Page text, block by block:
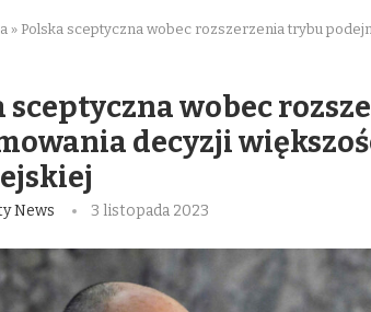
» Polska sceptyczna wobec rozszerzenia trybu
sceptyczna wobec
decyzji
News 3 listopada 2023